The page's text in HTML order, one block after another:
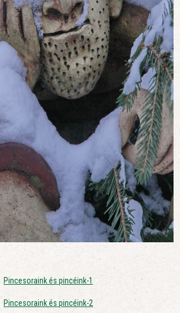
Pincesoraink és pincéink-1
Pincesoraink és pincéink-2